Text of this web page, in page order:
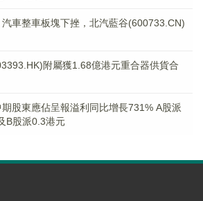
汽車整車板塊下挫，北汽藍谷(600733.CN)
附屬獲1.68億港元重合器供貨合
股東應佔呈報溢利同比增長731% A股派
B股派0.3港元